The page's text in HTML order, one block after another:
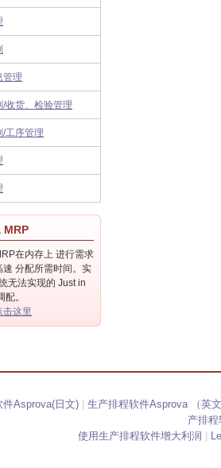
管理
/收货、检验管理
/工序管理
在内存上 进行需求
速 分配所需时间。实
无法实现的 Just in
。
击这里
件Asprova(日文)| 生产排程软件Asprova （英
产排
使用生产排程软件增大利润